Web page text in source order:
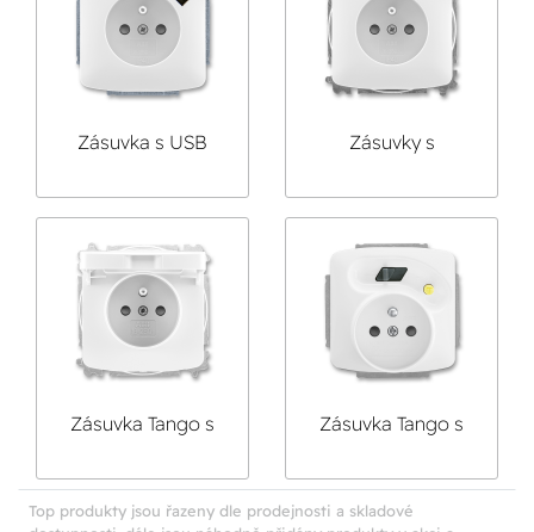
Zásuvka s USB
Zásuvky s
ochranou
Zásuvka Tango s
s clonkami a s
víčkem
Zásuvka Tango s
proudovým
chráničem
Top produkty jsou řazeny dle prodejnosti a skladové